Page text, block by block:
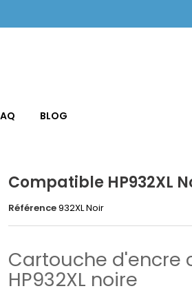
BLOG
Compatible HP932XL
Référence932XL Noir
Cartouche d'encre
HP932XL noire